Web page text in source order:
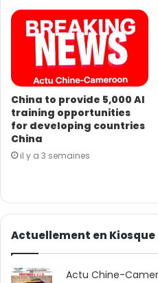
l
China to provide 5,000 AI
training opportunities
for developing countries
China
il y a 3 semaines
Actuellement en Kiosque
Actu Chine-